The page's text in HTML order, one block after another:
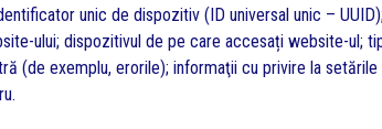
unic de dispozitiv (ID universal unic –
ului; dispozitivul de pe care accesați website-ul;
(de exemplu, erorile); informaţii cu privire la